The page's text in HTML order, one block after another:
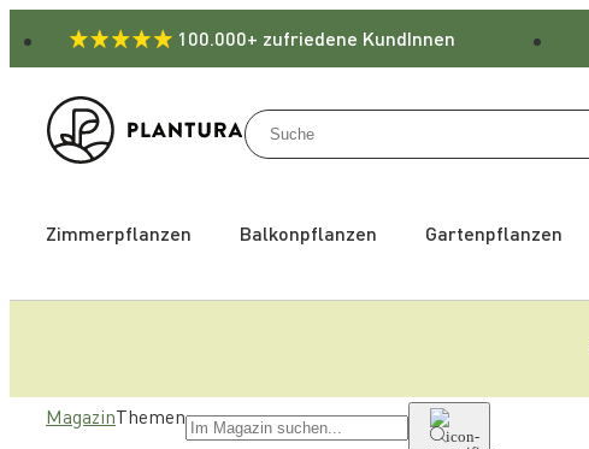
100.000+ zufriedene KundInnen
Zimmerpflanzen Balkonpflanzen Gartenpflanzen
MagazinThemen